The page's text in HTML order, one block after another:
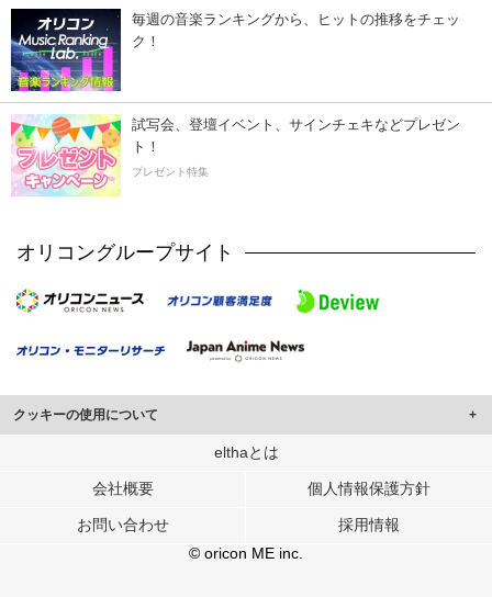
毎週の音楽ランキングから、ヒットの推移をチェッ
ク！
試写会、登壇イベント、サインチェキなどプレゼン
ト！
プレゼント特集
オリコングループサイト
クッキーの使用について
このサイトでは Cookie を使用して、ユーザーに合わせたコンテンツや広告の
行っています。
メディアや広告配信、データ解析の各パートナーに提供しています。
各パートナーは、この情報とユーザーが各パートナーに提供した他の情報や、
ユーザーが各パートナーのサービスを使用したときに収集した他の情報を組み
elthaとは
会社概要 個人情報保護方針
お問い合わせ
採用情報
© oricon ME inc.